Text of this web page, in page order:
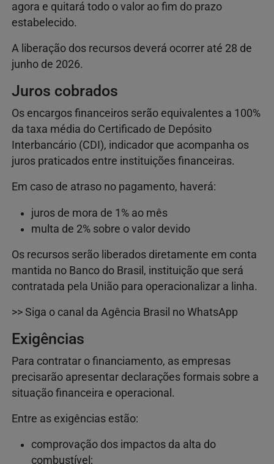
agora e quitará todo o valor ao fim do prazo
estabelecido.
A liberação dos recursos deverá ocorrer até 28 de
junho de 2026.
Juros cobrados
Os encargos financeiros serão equivalentes a 100%
da taxa média do Certificado de Depósito
Interbancário (CDI), indicador que acompanha os
juros praticados entre instituições financeiras.
Em caso de atraso no pagamento, haverá:
juros de mora de 1% ao mês
multa de 2% sobre o valor devido
Os recursos serão liberados diretamente em conta
mantida no Banco do Brasil, instituição que será
contratada pela União para operacionalizar a linha.
>> Siga o canal da Agência Brasil no WhatsApp
Exigências
Para contratar o financiamento, as empresas
precisarão apresentar declarações formais sobre a
situação financeira e operacional.
Entre as exigências estão:
comprovação dos impactos da alta do
combustível;